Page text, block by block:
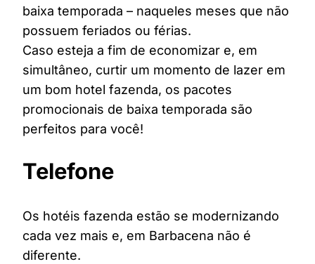
baixa temporada – naqueles meses que não
possuem feriados ou férias.
Caso esteja a fim de economizar e, em
simultâneo, curtir um momento de lazer em
um bom hotel fazenda, os pacotes
promocionais de baixa temporada são
perfeitos para você!
Telefone
Os hotéis fazenda estão se modernizando
cada vez mais e, em Barbacena não é
diferente.